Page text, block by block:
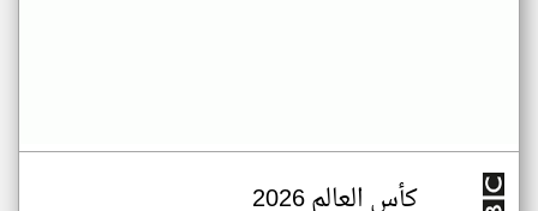
كأس العالم 2026